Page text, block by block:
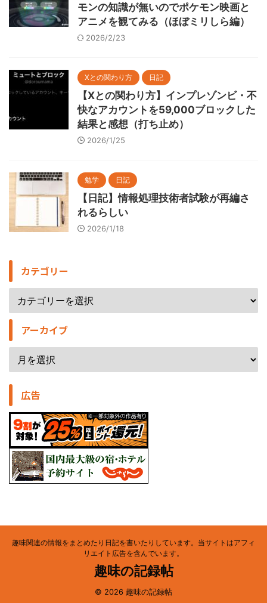
モンの知識が無いのでポケモン映画と
アニメを観てみる（ほぼミリしら編）
2026/2/23
Xとの関わり方 日記
【Xとの関わり方】インプレゾンビ・不
快なアカウントを59,000ブロックした
結果と感想（打ち止め）
2026/1/25
勉学 日記
【日記】情報処理技術者試験が再編さ
れるらしい
2026/1/18
カテゴリー
アーカイブ
広告
趣味関連の情報をまとめたり日記を書いたりしています。当サイトはアフィ
リエイト広告を含んでいます。
趣味の記録帖
© 2026 趣味の記録帖